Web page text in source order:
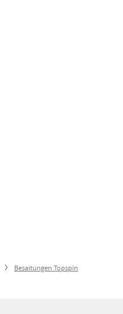
Besaitungen Topspin